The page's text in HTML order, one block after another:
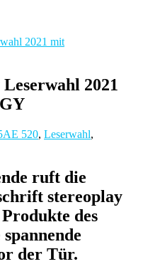
2021
AE 520, Leserwahl,
ruft die
stereoplay
des
der Tür.